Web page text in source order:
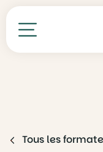
Toutes nos
Tous les